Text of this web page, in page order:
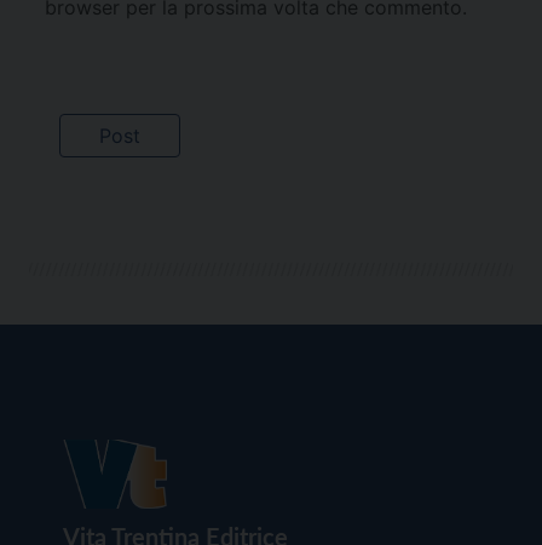
browser per la prossima volta che commento.
Vita Trentina Editrice